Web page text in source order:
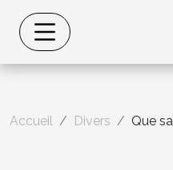
Accueil Divers Que